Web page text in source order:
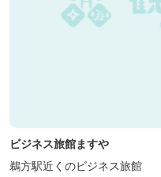
ビジネス旅館ますや
鵜方駅近くのビジネス旅館